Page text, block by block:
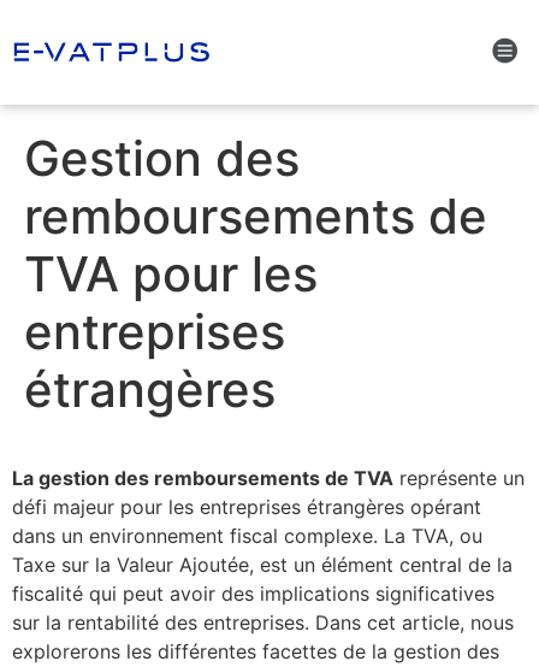
Gestion des
remboursements de
TVA pour les
entreprises
étrangères
La gestion des remboursements de TVA représente un
défi majeur pour les entreprises étrangères opérant
dans un environnement fiscal complexe. La TVA, ou
Taxe sur la Valeur Ajoutée, est un élément central de la
fiscalité qui peut avoir des implications significatives
sur la rentabilité des entreprises. Dans cet article, nous
explorerons les différentes facettes de la gestion des